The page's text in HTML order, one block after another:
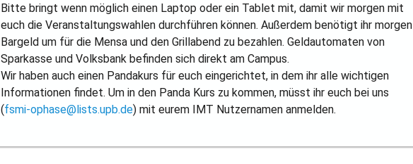
Bitte bringt wenn möglich einen Laptop oder ein Tablet mit, damit wir morgen mit
euch die Veranstaltungswahlen durchführen können. Außerdem benötigt ihr morgen
Bargeld um für die Mensa und den Grillabend zu bezahlen. Geldautomaten von
Sparkasse und Volksbank befinden sich direkt am Campus.
Wir haben auch einen Pandakurs für euch eingerichtet, in dem ihr alle wichtigen
Informationen findet. Um in den Panda Kurs zu kommen, müsst ihr euch bei uns
(fsmi-ophase@lists.upb.de) mit eurem IMT Nutzernamen anmelden.